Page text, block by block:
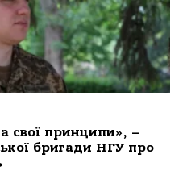
свої принципи», –
бригади НГУ про